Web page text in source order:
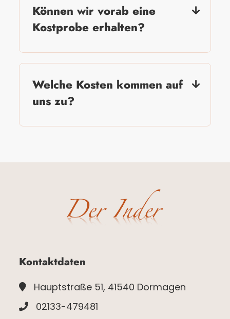
Können wir vorab eine
Kostprobe erhalten?
Welche Kosten kommen auf
uns zu?
Kontaktdaten
Hauptstraße 51, 41540 Dormagen
02133-479481